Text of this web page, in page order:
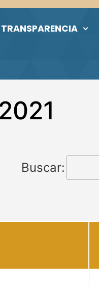
TRANSPARENCIA
Buscar: